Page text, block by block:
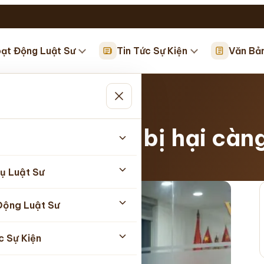
Động Luật Sư Tin Tức Sự Kiện Văn
Luật Sư
Luật Sư
Sự Kiện
vệ người bị hại
21/04/2026